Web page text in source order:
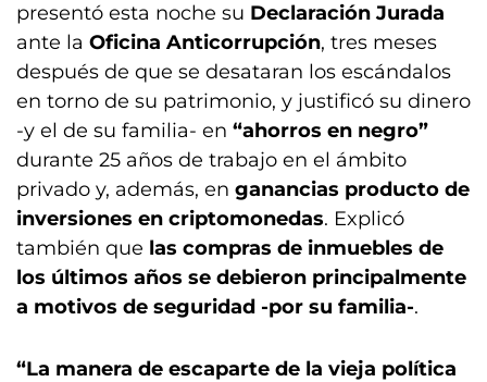
presentó esta noche su Declaración Jurada
ante la Oficina Anticorrupción, tres meses
después de que se desataran los escándalos
en torno de su patrimonio, y justificó su dinero
-y el de su familia- en “ahorros en negro”
durante 25 años de trabajo en el ámbito
privado y, además, en ganancias producto de
inversiones en criptomonedas. Explicó
también que las compras de inmuebles de
los últimos años se debieron principalmente
a motivos de seguridad -por su familia-.
“La manera de escaparte de la vieja política